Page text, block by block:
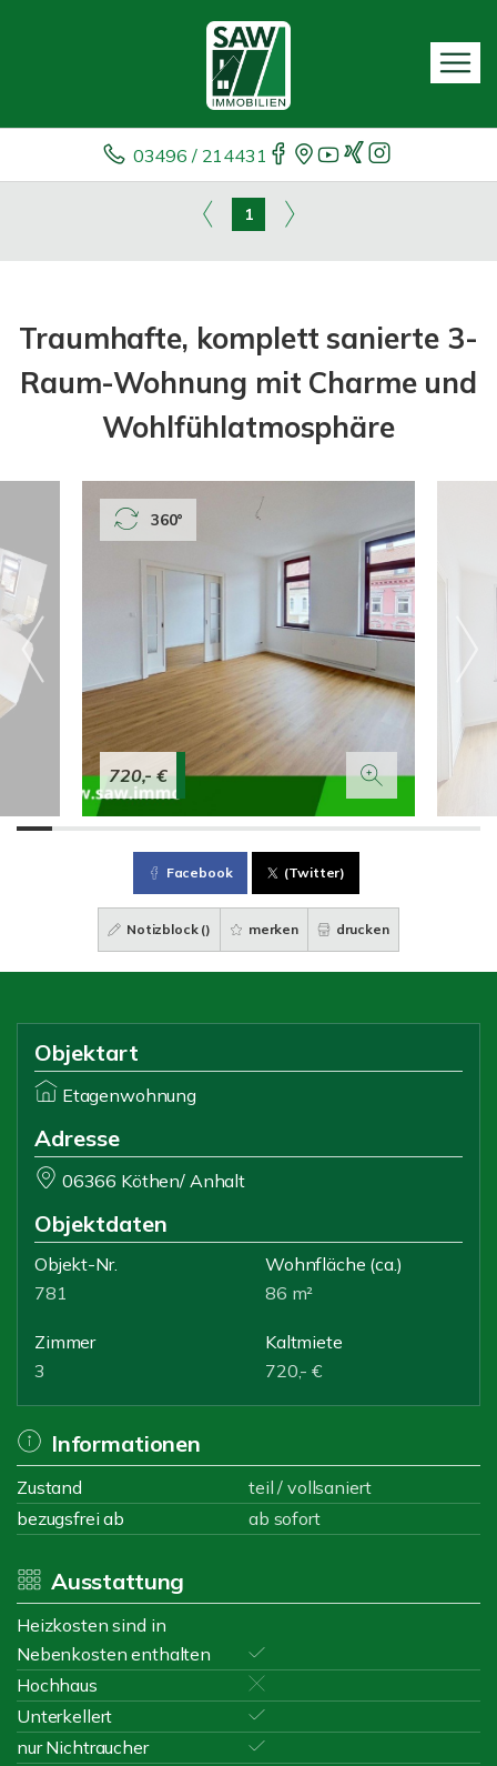
03496 / 214431
1
Traumhafte, komplett sanierte 3-
Raum-Wohnung mit Charme und
Wohlfühlatmosphäre
720,- €
360°
Facebook (Twitter)
Notizblock () merken drucken
Objektart
Etagenwohnung
Adresse
06366 Köthen/ Anhalt
Objektdaten
Objekt-Nr.
781
Wohnfläche (ca.)
86 m²
Zimmer
3
Kaltmiete
720,- €
Informationen
Zustand
teil / vollsaniert
bezugsfrei ab
ab sofort
Ausstattung
Heizkosten sind in
Nebenkosten enthalten
Hochhaus
Unterkellert
nur Nichtraucher